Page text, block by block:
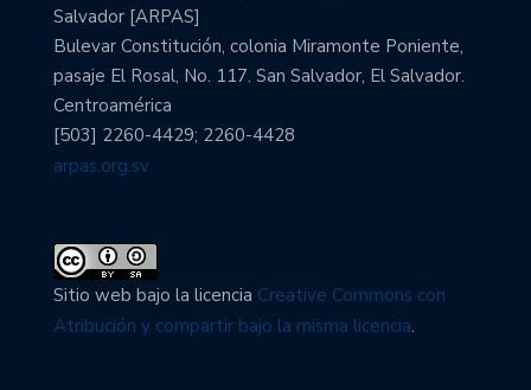
Salvador [ARPAS]
Bulevar Constitución, colonia Miramonte Poniente,
pasaje El Rosal, No. 117. San Salvador, El Salvador.
Centroamérica
[503] 2260-4429; 2260-4428
arpas.org.sv
Sitio web bajo la licencia Creative Commons con
Atribución y compartir bajo la misma licencia.